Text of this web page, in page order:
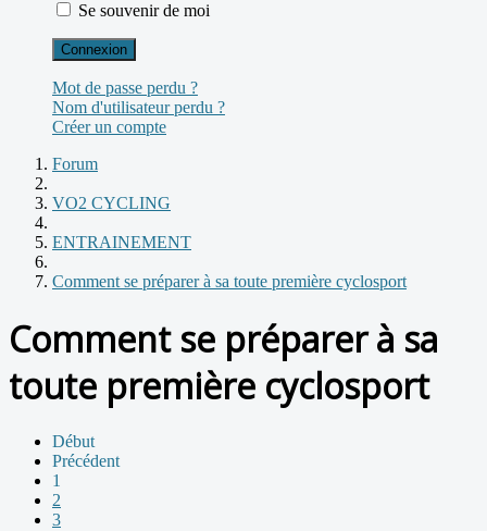
Se souvenir de moi
Connexion
Mot de passe perdu ?
Nom d'utilisateur perdu ?
Créer un compte
Forum
VO2 CYCLING
ENTRAINEMENT
Comment se préparer à sa toute première cyclosport
Comment se préparer à sa
toute première cyclosport
Début
Précédent
1
2
3